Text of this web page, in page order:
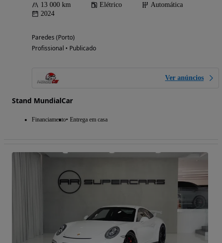
13 000 km Elétrico
Automática
2024
Paredes (Porto)
Profissional • Publicado
Ver anúncios
Stand MundialCar
Financiamento Entrega em casa